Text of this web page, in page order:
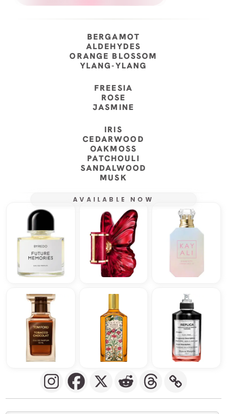
BERGAMOT
ALDEHYDES
ORANGE BLOSSOM
YLANG-YLANG
FREESIA
ROSE
JASMINE
IRIS
CEDARWOOD
OAKMOSS
PATCHOULI
SANDALWOOD
MUSK
AVAILABLE NOW